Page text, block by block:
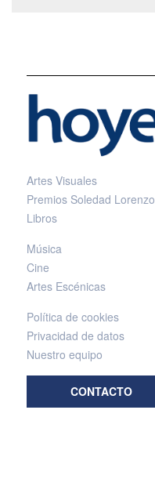
Artes Visuales
Premios Soledad Lorenzo
Libros
Música
Cine
Artes Escénicas
Política de cookies
Privacidad de datos
Nuestro equipo
CONTACTO